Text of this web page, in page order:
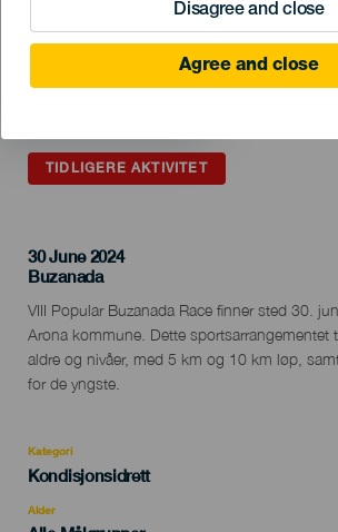
Disagree and close
Agree and close
TIDLIGERE AKTIVITET
30 June 2024
Localidad
Buzanada
Descripción
del
evento
VIII Popular Buzanada Race finner sted 30.
Arona kommune. Dette sportsarrangementet
aldre og nivåer, med 5 km og 10 km løp,
for de yngste.
Kategori
Categoría
evento
Kondisjonsidrett
Alder